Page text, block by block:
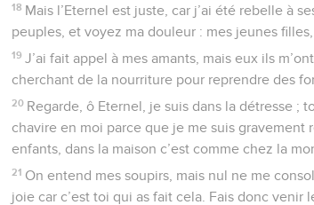
18 Mais l’Eternel est juste, car j’ai été rebelle à
peuples, et voyez ma douleur : mes jeunes
19 J’ai fait appel à mes amants, mais eux ils
cherchant de la nourriture pour reprendre des
20 Regarde, ô Eternel, je suis dans la détresse
chavire en moi parce que je me suis gravement
enfants, dans la maison c’est comme chez la
21 On entend mes soupirs, mais nul ne me
joie car c’est toi qui as fait cela. Fais donc